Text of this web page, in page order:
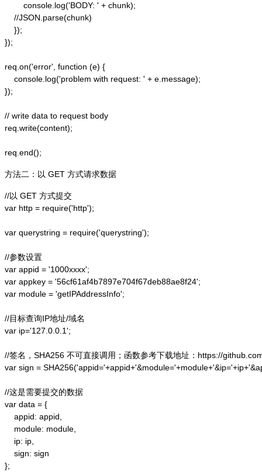
        console.log('BODY: ' + chunk);
    //JSON.parse(chunk)
    });
});
req.on('error', function (e) {
    console.log('problem with request: ' + e.message);
});
// write data to request body
req.write(content);
方法二：以 GET 方式请求数据
//以 GET 方式提交
var http = require('http');
var querystring = require('querystring');
//参数设置
var appid = '1000xxxx';
var appkey = '56cf61af4b7897e704f67deb88ae8f24';
var module = 'getIPAddressInfo';
//目标查询IP地址/域名
var ip='127.0.0.1';
//签名，SHA256 不可直接调用；函数参考下载地址：https://
var sign =
//这是需要提交的数据
var data = {
    appid: appid,
    module: module,
    ip: ip,
    sign: sign
};